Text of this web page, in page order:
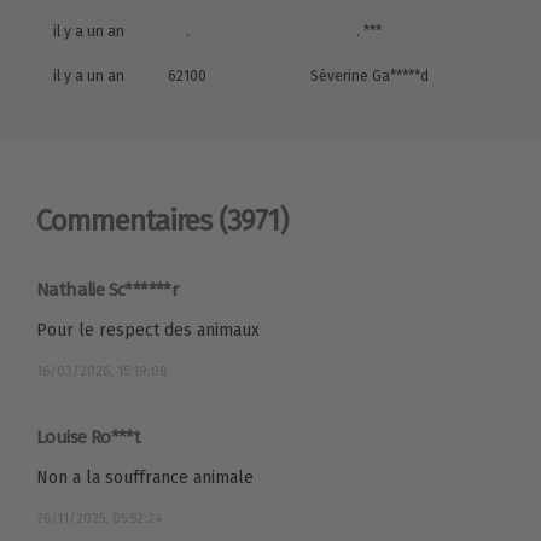
il y a un an . . ***
il y a un an 62100 Séverine Ga*****d
Commentaires (3971)
Nathalie Sc******r
Pour le respect des animaux
16/03/2026, 15:19:08
Louise Ro***t
Non a la souffrance animale
26/11/2025, 05:52:24